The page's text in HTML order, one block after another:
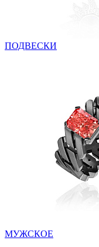
ПОДВЕСКИ
МУЖСКОЕ